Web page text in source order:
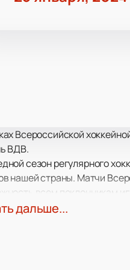
Всероссийской
ВДВ.
сезон регулярного
нашей страны. Матчи
всем поклонникам
сильнее: уверенные
дальше...